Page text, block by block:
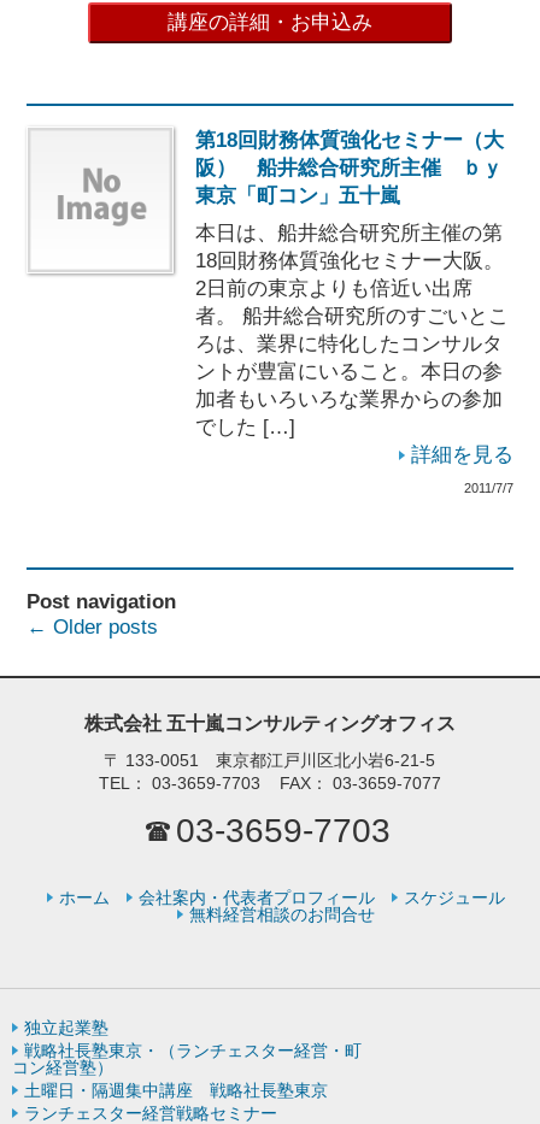
講座の詳細・お申込み
第18回財務体質強化セミナー（大
阪） 船井総合研究所主催 ｂｙ
東京「町コン」五十嵐
本日は、船井総合研究所主催の第
18回財務体質強化セミナー大阪。
2日前の東京よりも倍近い出席
者。 船井総合研究所のすごいとこ
ろは、業界に特化したコンサルタ
ントが豊富にいること。本日の参
加者もいろいろな業界からの参加
でした […]
詳細を見る
2011/7/7
Post navigation
← Older posts
株式会社 五十嵐コンサルティングオフィス
〒 133-0051 東京都江戸川区北小岩6-21-5
TEL：
03-3659-7703 FAX： 03-3659-7077
03-3659-7703
ホーム 会社案内・代表者プロフィール
スケジュール
無料経営相談のお問合せ
独立起業塾
戦略社長塾東京・（ランチェスター経営・町
コン経営塾）
土曜日・隔週集中講座 戦略社長塾東京
ランチェスター経営戦略セミナー